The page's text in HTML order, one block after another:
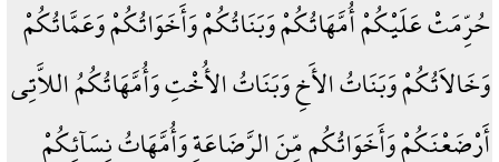
حُرِّمَتْ عَلَيْكُمْ أُمَّهَاتُكُمْ وَبَنَاتُكُمْ وَأَخَوَاتُكُمْ وَعَمَّاتُكُمْ
وَخَالاَتُكُمْ وَبَنَاتُ الأَخِ وَبَنَاتُ الأُخْتِ وَأُمَّهَاتُكُمُ اللاَّتِي
أَرْضَعْنَكُمْ وَأَخَوَاتُكُم مِّنَ الرَّضَاعَةِ وَأُمَّهَاتُ نِسَآئِكُمْ